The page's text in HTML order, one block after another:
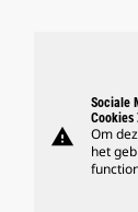
warning
Sociale
Cookies
Om
het